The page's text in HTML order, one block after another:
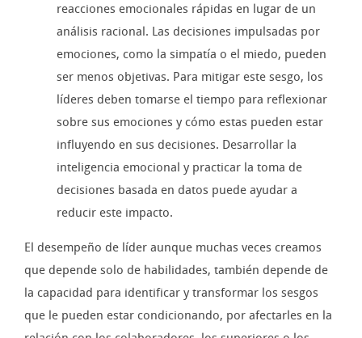
reacciones emocionales rápidas en lugar de un
análisis racional. Las decisiones impulsadas por
emociones, como la simpatía o el miedo, pueden
ser menos objetivas. Para mitigar este sesgo, los
líderes deben tomarse el tiempo para reflexionar
sobre sus emociones y cómo estas pueden estar
influyendo en sus decisiones. Desarrollar la
inteligencia emocional y practicar la toma de
decisiones basada en datos puede ayudar a
reducir este impacto.
El desempeño de líder aunque muchas veces creamos
que depende solo de habilidades, también depende de
la capacidad para identificar y transformar los sesgos
que le pueden estar condicionando, por afectarles en la